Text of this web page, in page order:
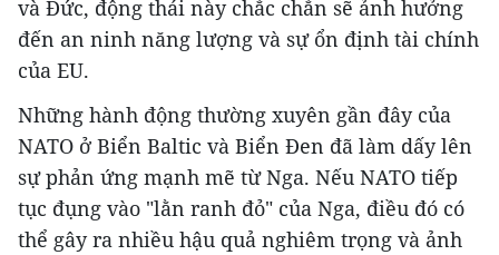
và Đức, động thái này chắc chắn sẽ ảnh hưởng
đến an ninh năng lượng và sự ổn định tài chính
của EU.
Những hành động thường xuyên gần đây của
NATO ở Biển Baltic và Biển Đen đã làm dấy lên
sự phản ứng mạnh mẽ từ Nga. Nếu NATO tiếp
tục đụng vào "lằn ranh đỏ" của Nga, điều đó có
thể gây ra nhiều hậu quả nghiêm trọng và ảnh